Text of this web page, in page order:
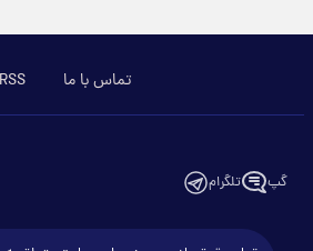
تماس با ما RSS
گپ تلگرام